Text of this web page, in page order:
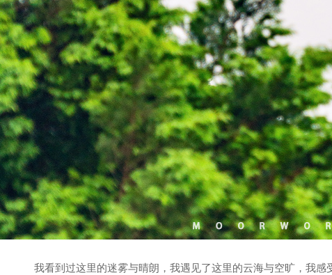
我看到过这里的迷雾与晴朗，我遇见了这里的云海与空旷，我感